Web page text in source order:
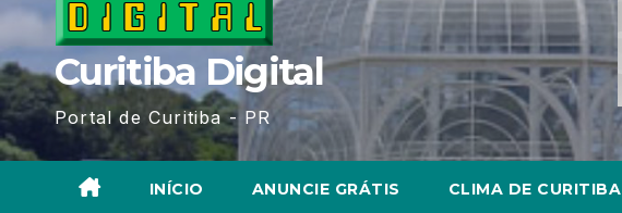
Curitiba Digital
Portal de Curitiba - PR
INÍCIO ANUNCIE GRÁTIS CLIMA DE CURITIBA